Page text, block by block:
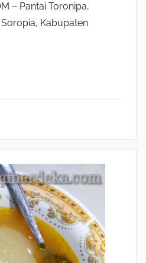
– Pantai Toronipa,
Kabupaten